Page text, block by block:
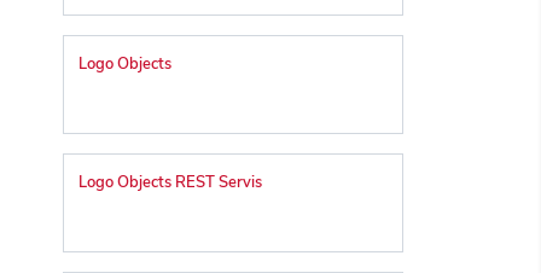
Logo Objects
Logo Objects REST Servis